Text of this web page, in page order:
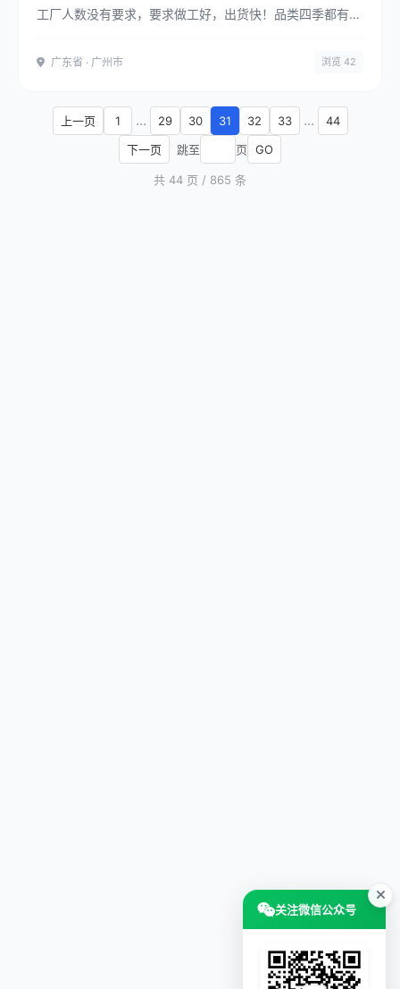
工厂人数没有要求，要求做工好，出货快！品类四季都有，
广东省 · 广州市
浏览 42
上一页 1 ... 29 30 31 32 33 ... 44
下一页 跳至 页 GO
共 44 页 / 865 条
关注微信公众号